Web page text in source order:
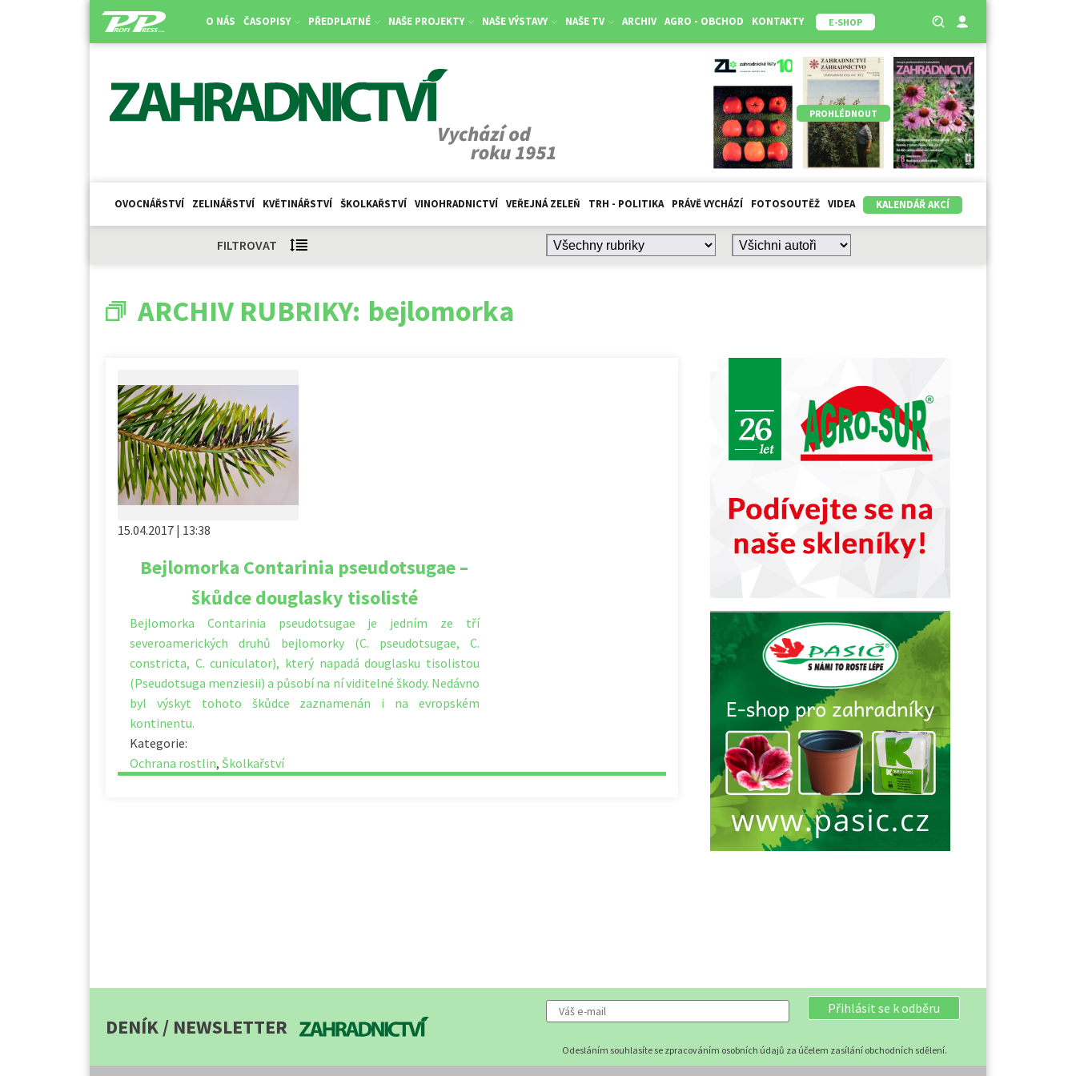
O NÁS ČASOPISY PŘEDPLATNÉ NAŠE PROJEKTY NAŠE VÝSTAVY NAŠE TV ARCHIV AGRO - OBCHOD KONTAKTY E-SHOP
PROHLÉDNOUT
OVOCNÁŘSTVÍ ZELINÁŘSTVÍ KVĚTINÁŘSTVÍ ŠKOLKAŘSTVÍ VINOHRADNICTVÍ VEŘEJNÁ ZELEŇ TRH - POLITIKA PRÁVĚ VYCHÁZÍ FOTOSOUTĚŽ VIDEA KALENDÁŘ AKCÍ
FILTROVAT
ARCHIV RUBRIKY: bejlomorka
15.04.2017 | 13:38
Bejlomorka Contarinia pseudotsugae –
škůdce douglasky tisolisté
Bejlomorka Contarinia pseudotsugae je jedním ze tří
severoamerických druhů bejlomorky (C. pseudotsugae, C.
constricta, C. cuniculator), který napadá douglasku tisolistou
(Pseudotsuga menziesii) a působí na ní viditelné škody. Nedávno
byl výskyt tohoto škůdce zaznamenán i na evropském
kontinentu.
Kategorie:
Ochrana rostlin, Školkařství
DENÍK / NEWSLETTER
Přihlásit se k odběru
Odesláním souhlasíte se zpracováním osobních údajů za účelem zasílání obchodních sdělení.